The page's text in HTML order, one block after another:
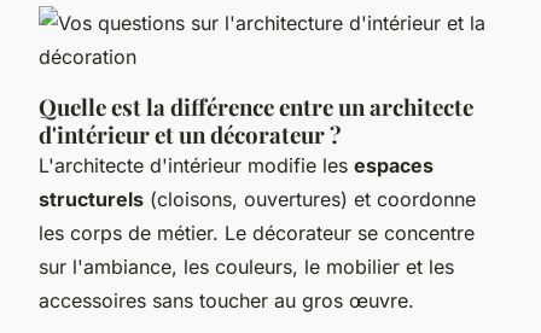
Quelle est la différence entre un architecte
d'intérieur et un décorateur ?
L'architecte d'intérieur modifie les espaces
structurels (cloisons, ouvertures) et coordonne
les corps de métier. Le décorateur se concentre
sur l'ambiance, les couleurs, le mobilier et les
accessoires sans toucher au gros œuvre.